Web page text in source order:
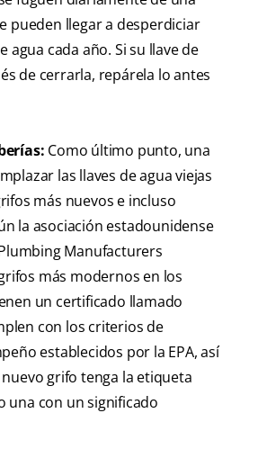
pueden llegar a desperdiciar
agua cada año. Si su llave de
de cerrarla, repárela lo antes
Como último punto, una
las llaves de agua viejas
más nuevos e incluso
la asociación estadounidense
Manufacturers
más modernos en los
un certificado llamado
con los criterios de
establecidos por la EPA, así
grifo tenga la etiqueta
una con un significado